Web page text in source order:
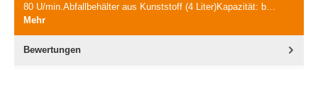
80 U/min.Abfallbehälter aus Kunststoff (4 Liter)Kapazität: b…
Mehr
Bewertungen